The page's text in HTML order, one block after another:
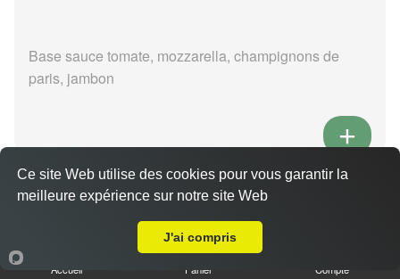
Base sauce tomate, mozzarella, champignons de
paris, jambon
Pizza 4 fromages senior
11.00 €
Accueil Panier Compte
Ce site Web utilise des cookies pour vous garantir la
meilleure expérience sur notre site Web
J'ai compris